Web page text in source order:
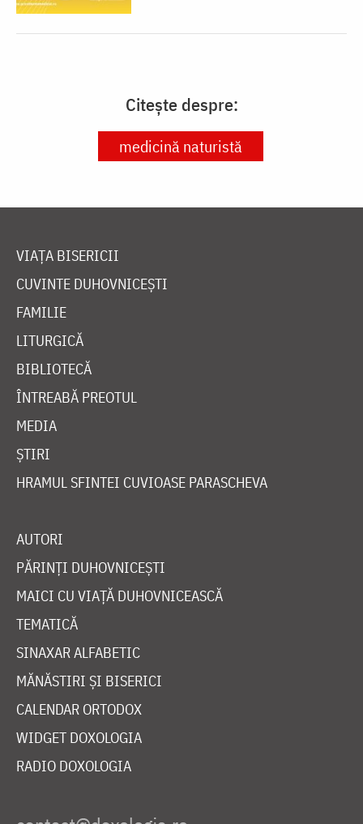
Citește despre:
medicină naturistă
VIAȚA BISERICII
CUVINTE DUHOVNICEȘTI
FAMILIE
LITURGICĂ
BIBLIOTECĂ
ÎNTREABĂ PREOTUL
MEDIA
ȘTIRI
HRAMUL SFINTEI CUVIOASE PARASCHEVA
AUTORI
PĂRINȚI DUHOVNICEȘTI
MAICI CU VIAȚĂ DUHOVNICEASCĂ
TEMATICĂ
SINAXAR ALFABETIC
MĂNĂSTIRI ȘI BISERICI
CALENDAR ORTODOX
WIDGET DOXOLOGIA
RADIO DOXOLOGIA